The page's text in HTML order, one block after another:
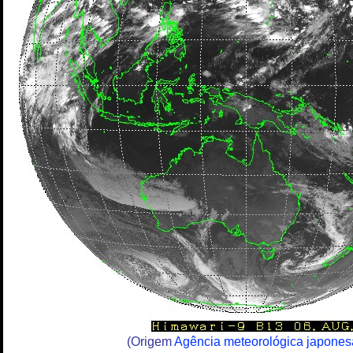
(OrigemAgência meteorológica